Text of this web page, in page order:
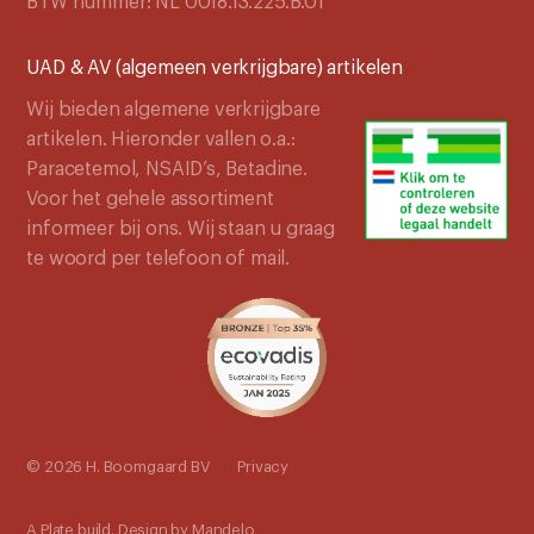
UAD & AV (algemeen verkrijgbare) artikelen
Wij bieden algemene verkrijgbare
artikelen. Hieronder vallen o.a.:
Paracetemol, NSAID’s, Betadine.
Voor het gehele assortiment
informeer bij ons. Wij staan u graag
te woord per telefoon of mail.
© 2026 H. Boomgaard BV Privacy
A Plate build. Design by Mandelo